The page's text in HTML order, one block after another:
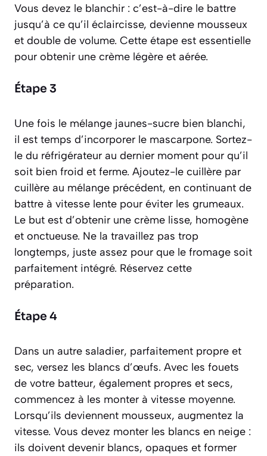
Vous devez le blanchir : c’est-à-dire le battre
jusqu’à ce qu’il éclaircisse, devienne mousseux
et double de volume. Cette étape est essentielle
pour obtenir une crème légère et aérée.
Étape 3
Une fois le mélange jaunes-sucre bien blanchi,
il est temps d’incorporer le mascarpone. Sortez-
le du réfrigérateur au dernier moment pour qu’il
soit bien froid et ferme. Ajoutez-le cuillère par
cuillère au mélange précédent, en continuant de
battre à vitesse lente pour éviter les grumeaux.
Le but est d’obtenir une crème lisse, homogène
et onctueuse. Ne la travaillez pas trop
longtemps, juste assez pour que le fromage soit
parfaitement intégré. Réservez cette
préparation.
Étape 4
Dans un autre saladier, parfaitement propre et
sec, versez les blancs d’œufs. Avec les fouets
de votre batteur, également propres et secs,
commencez à les monter à vitesse moyenne.
Lorsqu’ils deviennent mousseux, augmentez la
vitesse. Vous devez monter les blancs en neige :
ils doivent devenir blancs, opaques et former